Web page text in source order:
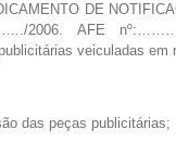
DE
2006. AFE
veiculadas em
das peças publicitárias;